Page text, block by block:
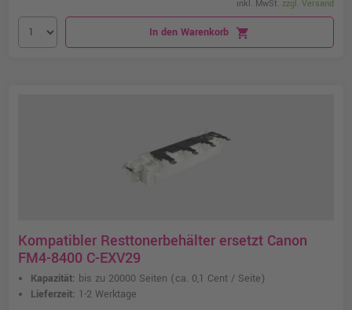
inkl. MwSt. zzgl. Versand
In den Warenkorb shopping_cart
Kompatibler Resttonerbehälter ersetzt Canon
FM4-8400 C-EXV29
Kapazität: bis zu 20000 Seiten (ca. 0,1 Cent / Seite)
Lieferzeit: 1-2 Werktage